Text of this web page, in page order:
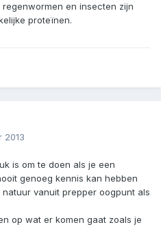
en insecten zijn
proteïnen.
2013
is om te doen als je een
genoeg kennis kan hebben
vanuit prepper oogpunt als
op wat er komen gaat zoals je